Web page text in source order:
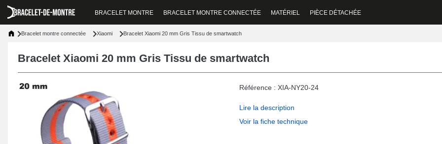
BRACELET MONTRE BRACELET MONTRE CONNECTÉE MATÉRIEL PIÈCE DÉTACHÉE
Bracelet montre connectée Xiaomi Bracelet Xiaomi 20 mm Gris Tissu de smartwatch
Bracelet Xiaomi 20 mm Gris Tissu de smartwatch
Référence : XIA-NY20-24
Lire la description
Voir la fiche technique